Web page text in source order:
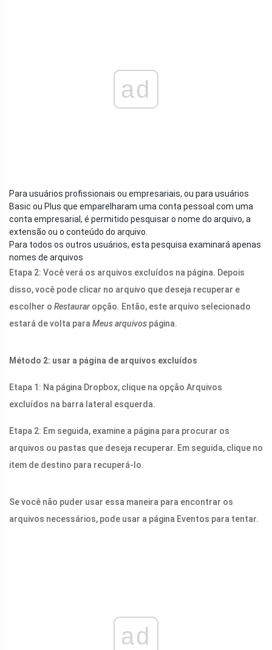
ad
Para usuários profissionais ou empresariais, ou para usuários
Basic ou Plus que emparelharam uma conta pessoal com uma
conta empresarial, é permitido pesquisar o nome do arquivo, a
extensão ou o conteúdo do arquivo.
Para todos os outros usuários, esta pesquisa examinará apenas
nomes de arquivos
Etapa 2: Você verá os arquivos excluídos na página. Depois
disso, você pode clicar no arquivo que deseja recuperar e
escolher o Restaurar opção. Então, este arquivo selecionado
estará de volta para Meus arquivos página.
Método 2: usar a página de arquivos excluídos
Etapa 1: Na página Dropbox, clique na opção Arquivos
excluídos na barra lateral esquerda.
Etapa 2: Em seguida, examine a página para procurar os
arquivos ou pastas que deseja recuperar. Em seguida, clique no
item de destino para recuperá-lo.
Se você não puder usar essa maneira para encontrar os
arquivos necessários, pode usar a página Eventos para tentar.
ad